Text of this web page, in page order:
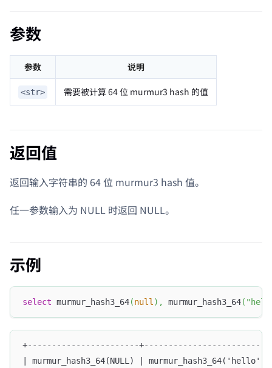
参数
参数 说明
<str> 需要被计算 64 位 murmur3 hash 的值
返回值
返回输入字符串的 64 位 murmur3 hash 值。
任一参数输入为 NULL 时返回 NULL。
示例
select murmur_hash3_64(null ) , murmur_hash3_64(
+-----------------------
| murmur_hash3_64(NULL) |